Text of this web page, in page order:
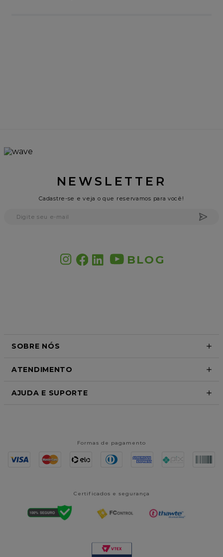
NEWSLETTER
Cadastre-se e veja o que reservamos para você!
BLOG
SOBRE NÓS
ATENDIMENTO
AJUDA E SUPORTE
Formas de pagamento
Certificados e segurança